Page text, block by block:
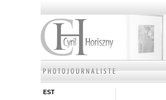
EST